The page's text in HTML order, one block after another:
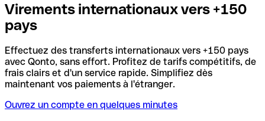
Virements internationaux vers +150
pays
Effectuez des transferts internationaux vers +150 pays
avec Qonto, sans effort. Profitez de tarifs compétitifs, de
frais clairs et d'un service rapide. Simplifiez dès
maintenant vos paiements à l'étranger.
Ouvrez un compte en quelques minutes